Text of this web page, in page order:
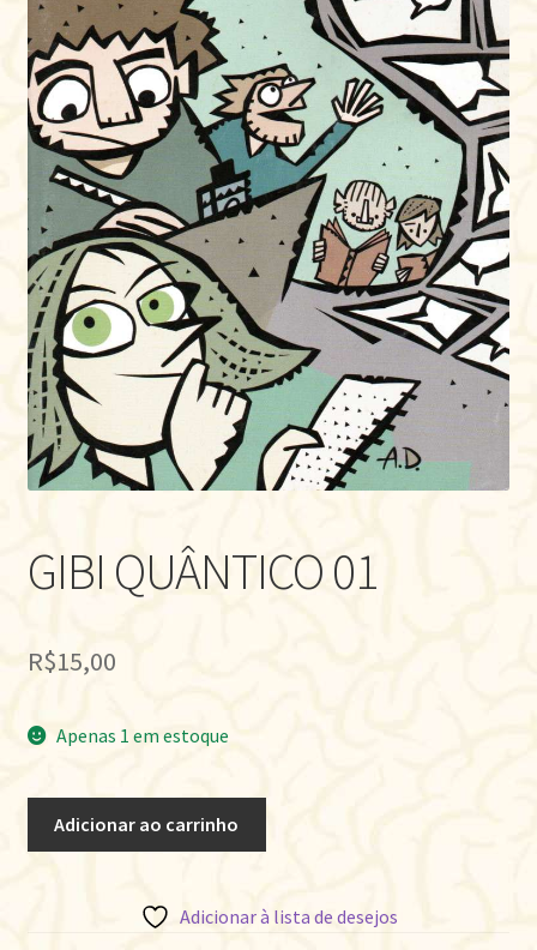
GIBI QUÂNTICO 01
R$15,00
Apenas 1 em estoque
Adicionar ao carrinho
Adicionar à lista de desejos